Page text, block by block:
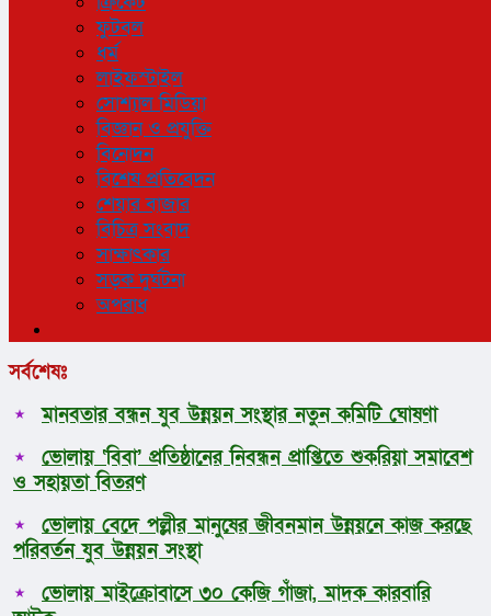
ফুটবল
ধর্ম
লাইফস্টাইল
সোশ্যাল মিডিয়া
বিজ্ঞান ও প্রযুক্তি
বিনোদন
বিশেষ প্রতিবেদন
শেয়ার বাজার
বিচিত্র সংবাদ
সাক্ষাৎকার
সড়ক দুর্ঘটনা
অপরাধ
সর্বশেষঃ
মানবতার বন্ধন যুব উন্নয়ন সংস্থার নতুন কমিটি ঘোষণা
ভোলায় ‘বিবা’ প্রতিষ্ঠানের নিবন্ধন প্রাপ্তিতে শুকরিয়া সমাবেশ
ও সহায়তা বিতরণ
ভোলায় বেদে পল্লীর মানুষের জীবনমান উন্নয়নে কাজ করছে
পরিবর্তন যুব উন্নয়ন সংস্থা
ভোলায় মাইক্রোবাসে ৩০ কেজি গাঁজা, মাদক কারবারি